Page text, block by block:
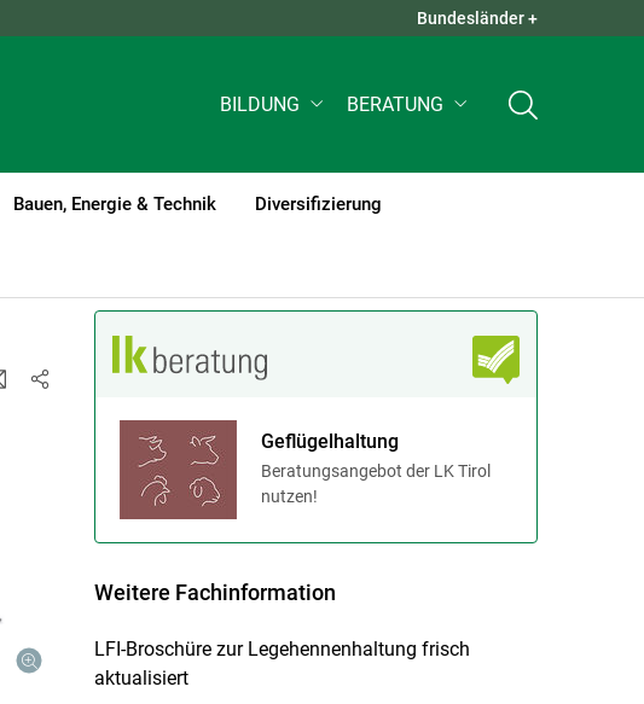
QUICK LINKS +
Bundesländer +
BILDUNG BERATUNG
Bauen, Energie & Technik Diversifizierung
Geflügelhaltung
Beratungsangebot der LK Tirol
nutzen!
Weitere Fachinformation
LFI-Broschüre zur Legehennenhaltung frisch
aktualisiert